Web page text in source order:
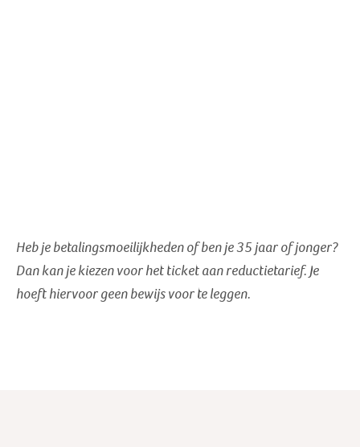
Heb je betalingsmoeilijkheden of ben je 35 jaar of jonger?
Dan kan je kiezen voor het ticket aan reductietarief. Je
hoeft hiervoor geen bewijs voor te leggen.